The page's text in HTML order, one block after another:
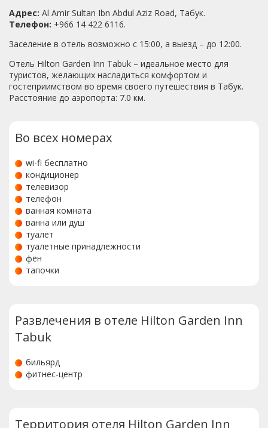
Адрес: Al Amir Sultan Ibn Abdul Aziz Road, Табук.
Телефон: +966 14 422 6116.
Заселение в отель возможно с 15:00, а выезд – до 12:00.
Отель Hilton Garden Inn Tabuk – идеальное место для
туристов, желающих насладиться комфортом и
гостеприимством во время своего путешествия в Табук.
Расстояние до аэропорта: 7.0 км.
Во всех номерах
wi-fi бесплатно
кондиционер
телевизор
телефон
ванная комната
ванна или душ
туалет
туалетные принадлежности
фен
тапочки
Развлечения в отеле Hilton Garden Inn
Tabuk
бильярд
фитнес-центр
Территория отеля Hilton Garden Inn